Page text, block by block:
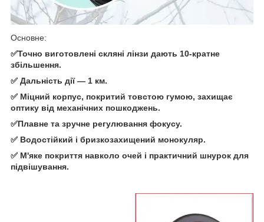
Основне:
✅Точно виготовлені скляні лінзи дають 10-кратне
збільшення.
✅ Дальність дії — 1 км.
✅ Міцний корпус, покритий товстою гумою, захищає
оптику від механічних пошкоджень.
✅Плавне та зручне регулювання фокусу.
✅ Водостійкий і бризкозахищений монокуляр.
✅ М'яке покриття навколо очей і практичний шнурок для
підвішування.